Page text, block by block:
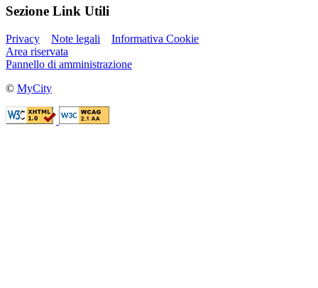
Sezione Link Utili
Privacy Note legali
Informativa Cookie
Area riservata
Pannello di amministrazione
© MyCity